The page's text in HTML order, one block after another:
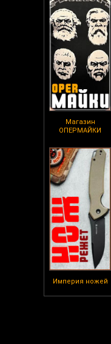
Магазин
ОПЕРМАЙКИ
Империя ножей